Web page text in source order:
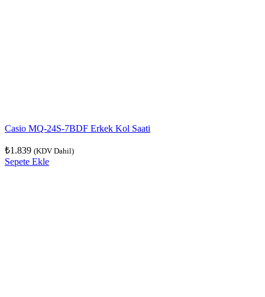
Casio MQ-24S-7BDF Erkek Kol Saati
₺1.839 (KDV Dahil)
Sepete Ekle